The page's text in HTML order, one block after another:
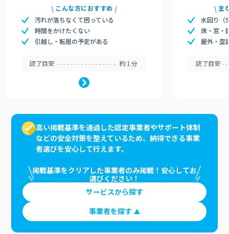
こんな方におすすめ
汚れが落ちなくて困っている
時間をかけたくない
引越し・転居の予定がある
読了目安 約1分
主
水回り（
床・窓・
屋外・空
読了目安
高い掲載基準を通過した認定事業者やサポート体制
などの安全対策を整えているため、納得できる事業
者選びを安心して行えます。
掲載基準をクリアした事業者のみ掲載！安心してお
選びください！
サービスから探す
事業者を探す